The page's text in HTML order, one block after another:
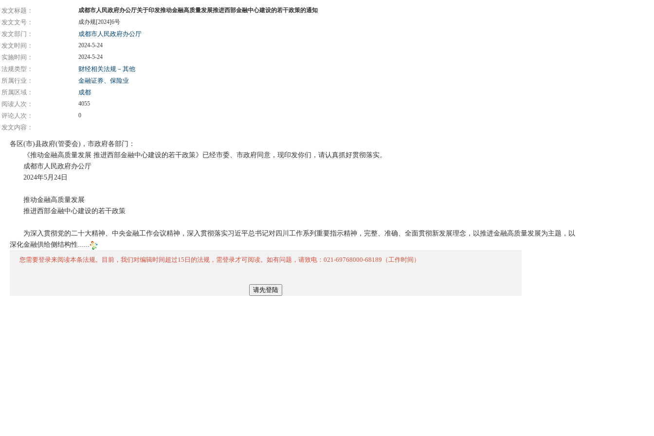
发文标题： 成都市人民政府办公厅关于印发推动金融高质量发展推进西部金融中心建设的若干政策的通知
发文文号： 成办规[2024]6号
发文部门：
成都市人民政府办公厅
发文时间：
2024-5-24
实施时间： 2024-5-24
法规类型：
财经相关法规－其他
所属行业：
金融证券、保险业
所属区域：
成都
阅读人次：
4055
评论人次： 0
发文内容：
各区(市)县政府(管委会)，市政府各部门：
《推动金融高质量发展 推进西部金融中心建设的若干政策》已经市委、市政府同意，现印发你们，请认真抓好贯彻落实。
成都市人民政府办公厅
2024年5月24日
推动金融高质量发展
推进西部金融中心建设的若干政策
为深入贯彻党的二十大精神、中央金融工作会议精神，深入贯彻落实习近平总书记对四川工作系列重要指示精神，完整、准确、全面贯彻新发展理念，以推进金融高质量发展为主题，以
深化金融供给侧结构性......
您需要登录来阅读本条法规。目前，我们对编辑时间超过15日的法规，需登录才可阅读。如有问题，请致电：021-69768000-68189（工作时间）